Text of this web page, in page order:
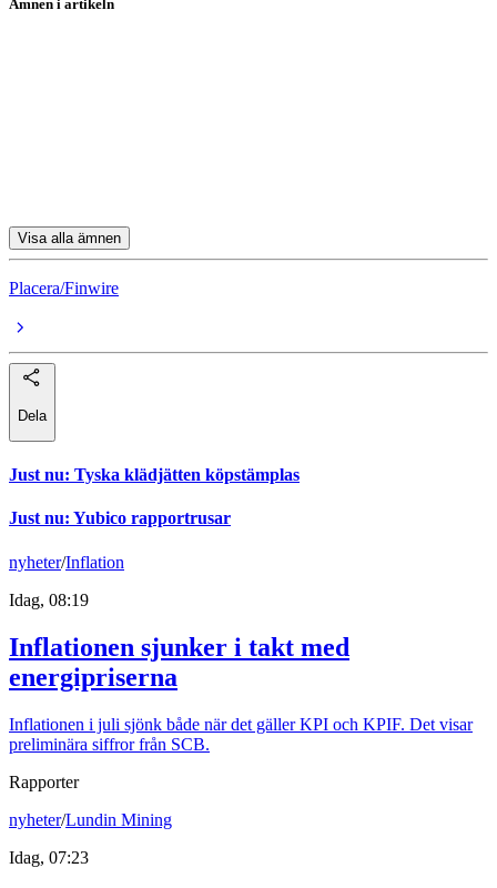
Ämnen i artikeln
Visa alla ämnen
Placera/Finwire
Dela
Just nu: Tyska klädjätten köpstämplas
Just nu: Yubico rapportrusar
nyheter/Inflation
Idag, 08:19
Inflationen sjunker i takt med
energipriserna
Inflationen i juli sjönk både när det gäller KPI och KPIF. Det visar
preliminära siffror från SCB.
Rapporter
nyheter/Lundin Mining
Idag, 07:23